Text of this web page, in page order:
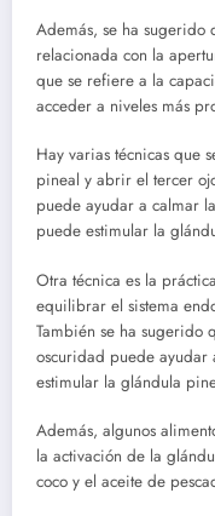
Además, se ha sugerido
relacionada con la
que se refiere a la
acceder a niveles más
Hay varias técnicas que
pineal y abrir el tercer
puede ayudar a calmar
puede estimular la
Otra técnica es la
equilibrar el sistema
También se ha sugerido
oscuridad puede
estimular la glándula
Además, algunos
la activación de la
coco y el aceite de